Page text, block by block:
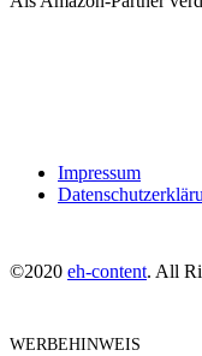
Impressum
©2020 eh-content. All
WERBEHINWEIS